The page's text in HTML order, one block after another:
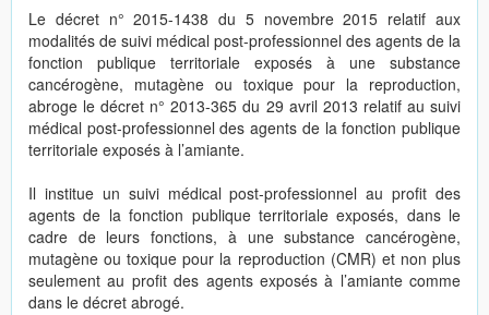
Le décret n° 2015-1438 du 5 novembre 2015 relatif aux
modalités de suivi médical post-professionnel des agents de la
fonction publique territoriale exposés à une substance
cancérogène, mutagène ou toxique pour la reproduction,
abroge le décret n° 2013-365 du 29 avril 2013 relatif au suivi
médical post-professionnel des agents de la fonction publique
territoriale exposés à l’amiante.
Il institue un suivi médical post-professionnel au profit des
agents de la fonction publique territoriale exposés, dans le
cadre de leurs fonctions, à une substance cancérogène,
mutagène ou toxique pour la reproduction (CMR) et non plus
seulement au profit des agents exposés à l’amiante comme
dans le décret abrogé.